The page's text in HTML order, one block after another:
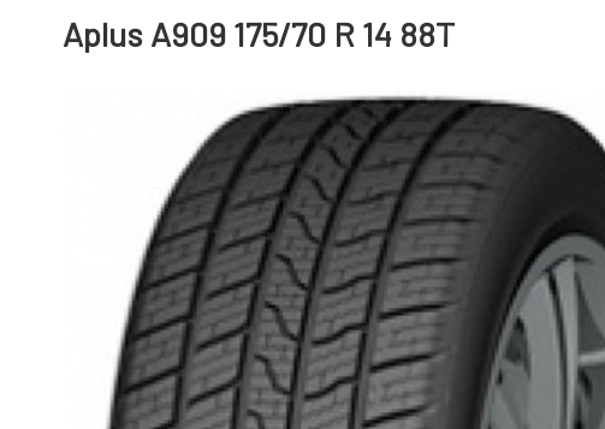
Aplus A909 175/70 R 14 88T